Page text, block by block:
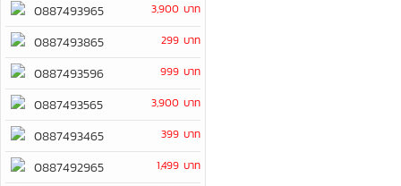
0887493965 3,900 บาท
0887493865 299 บาท
0887493596 999 บาท
0887493565 3,900 บาท
0887493465 399 บาท
0887492965 1,499 บาท